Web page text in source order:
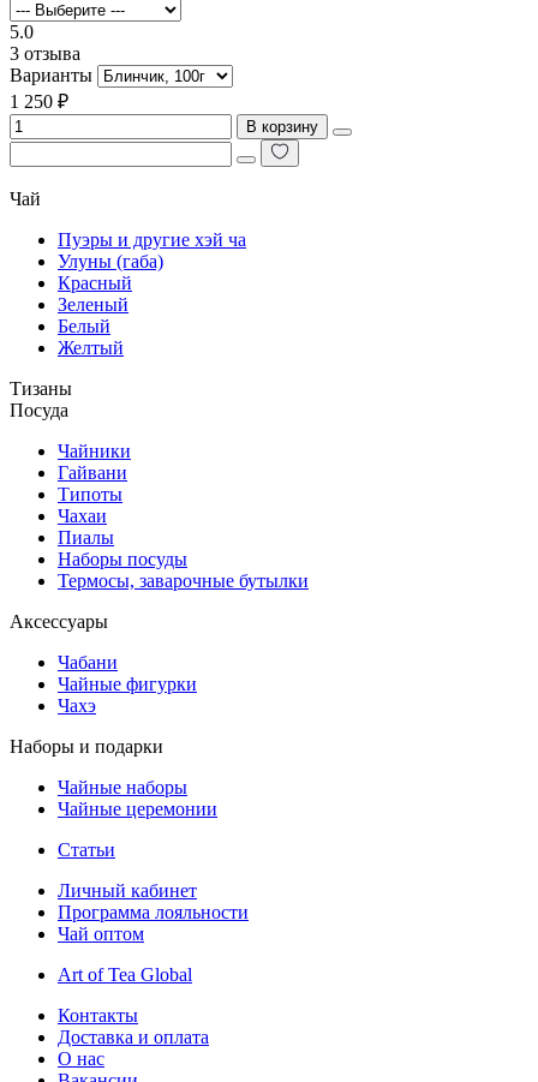
5.0
3 отзыва
Варианты
1 250 ₽
В корзину
Чай
Пуэры и другие хэй ча
Улуны (габа)
Красный
Зеленый
Белый
Желтый
Тизаны
Посуда
Чайники
Гайвани
Типоты
Чахаи
Пиалы
Наборы посуды
Термосы, заварочные бутылки
Аксессуары
Чабани
Чайные фигурки
Чахэ
Наборы и подарки
Чайные наборы
Чайные церемонии
Статьи
Личный кабинет
Программа лояльности
Чай оптом
Art of Tea Global
Контакты
Доставка и оплата
О нас